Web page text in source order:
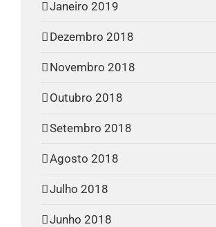
Janeiro 2019
Dezembro 2018
Novembro 2018
Outubro 2018
Setembro 2018
Agosto 2018
Julho 2018
Junho 2018